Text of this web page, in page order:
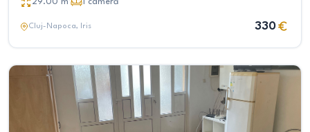
Cluj-Napoca, Iris 330